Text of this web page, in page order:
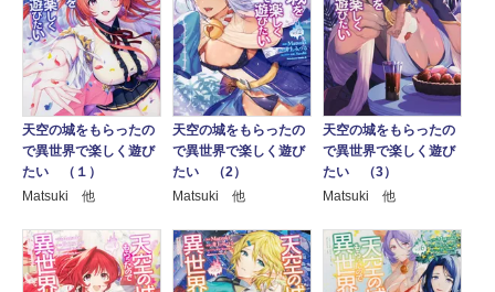
天空の城をもらったの
で異世界で楽しく遊び
たい （１）
Matsuki 他
天空の城をもらったの
で異世界で楽しく遊び
たい （2）
Matsuki 他
天空の城をもらったの
で異世界で楽しく遊び
たい （3）
Matsuki 他